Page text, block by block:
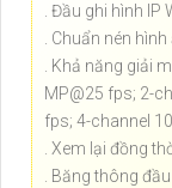
. Đầu ghi hình IP
. Chuẩn nén
. Khả năng giải
MP@25 fps; 2-
fps; 4-channel
. Xem lại đồng
. Băng thông